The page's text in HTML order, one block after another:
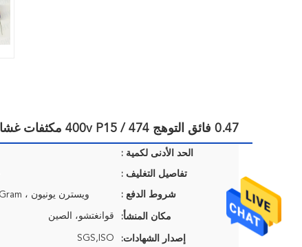
0.47 فائق التوهج 474 / 400v P15 مكثفات غشاء بولي بروبيلين لدوائر النبض
الحد الأدنى لكمية :
تفاصيل التغليف :
شروط الدفع : ويسترن يونيون ، T / T ، MoneyGram
مكان المنشأ: قوانغتشو، الصين
إصدار الشهادات: SGS,ISO